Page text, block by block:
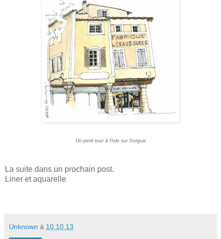
Un petit tour à l'Isle sur Sorgue
La suite dans un prochain post.
Liner et aquarelle
Unknown à 10.10.13